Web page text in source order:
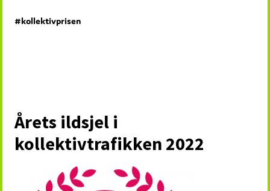
#kollektivprisen
Årets ildsjel i
kollektivtrafikken 2022